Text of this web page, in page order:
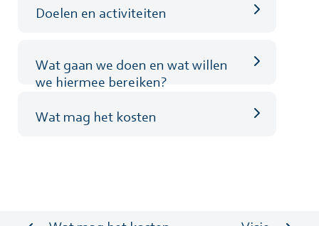
Doelen en activiteiten
Wat gaan we doen en wat willen
we hiermee bereiken?
Wat mag het kosten